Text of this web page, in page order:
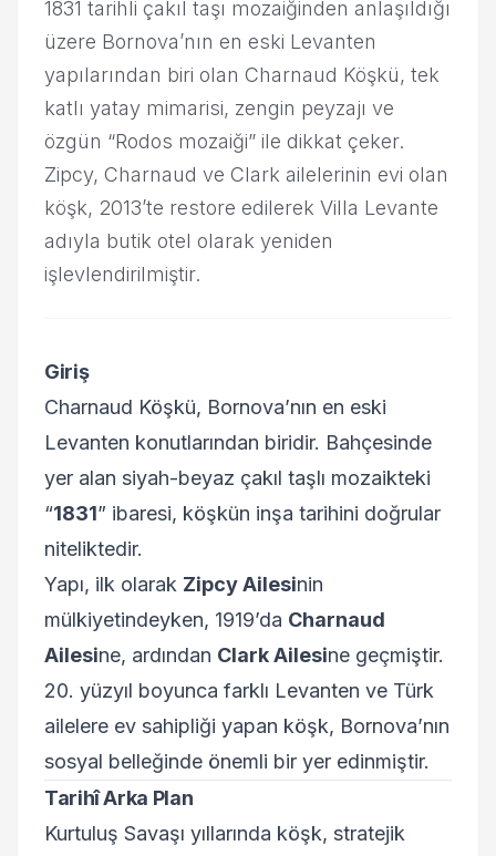
1831 tarihli çakıl taşı mozaiğinden anlaşıldığı
üzere Bornova’nın en eski Levanten
yapılarından biri olan Charnaud Köşkü, tek
katlı yatay mimarisi, zengin peyzajı ve
özgün “Rodos mozaiği” ile dikkat çeker.
Zipcy, Charnaud ve Clark ailelerinin evi olan
köşk, 2013’te restore edilerek Villa Levante
adıyla butik otel olarak yeniden
işlevlendirilmiştir.
Giriş
Charnaud Köşkü, Bornova’nın en eski
Levanten konutlarından biridir. Bahçesinde
yer alan siyah-beyaz çakıl taşlı mozaikteki
“1831” ibaresi, köşkün inşa tarihini doğrular
niteliktedir.
Yapı, ilk olarak Zipcy Ailesinin
mülkiyetindeyken, 1919’da Charnaud
Ailesine, ardından Clark Ailesine geçmiştir.
20. yüzyıl boyunca farklı Levanten ve Türk
ailelere ev sahipliği yapan köşk, Bornova’nın
sosyal belleğinde önemli bir yer edinmiştir.
Tarihî Arka Plan
Kurtuluş Savaşı yıllarında köşk, stratejik